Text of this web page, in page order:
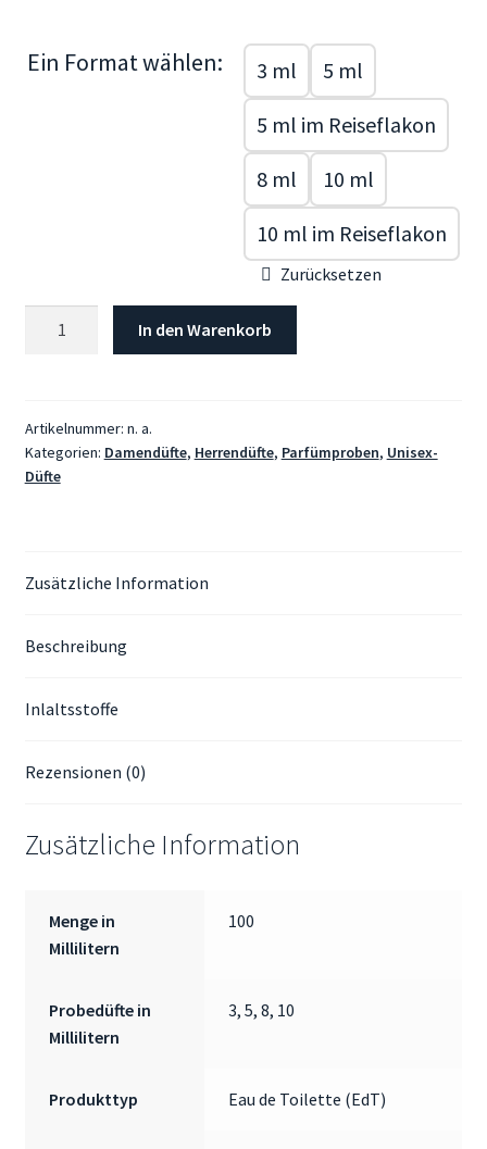
Ein Format wählen: 3 ml
5 ml
5 ml im Reiseflakon
8 ml
10 ml
10 ml im Reiseflakon
Zurücksetzen
Menge
In den Warenkorb
Artikelnummer: n. a.
Kategorien: Damendüfte, Herrendüfte, Parfümproben, Unisex-
Düfte
Zusätzliche Information
Beschreibung
Inlaltsstoffe
Rezensionen (0)
Zusätzliche Information
Menge in
Millilitern
100
Probedüfte in
Millilitern
3, 5, 8, 10
Produkttyp Eau de Toilette (EdT)